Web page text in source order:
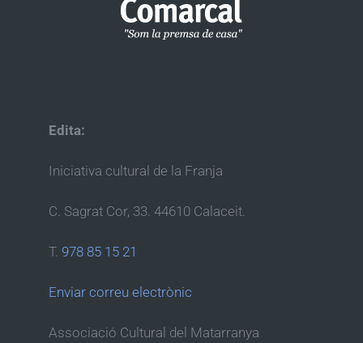
Edita:
Iniciativa cultural de la Franja
C. Sagrat Cor, 33. 44610 Calaceit.
T. 978 85 15 21
Enviar correu electrònic
Associació Cultural del Matarranya